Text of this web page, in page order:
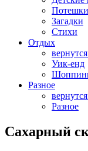
Потешки
Загадки
Стихи
Отдых
Уик-енд
Разное
Разное
Сахарный